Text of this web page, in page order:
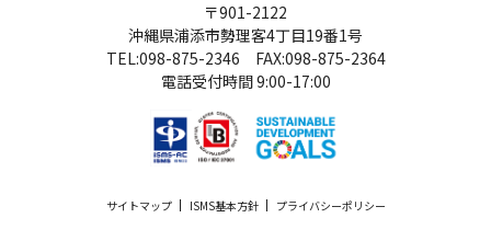
〒901-2122
沖縄県浦添市勢理客4丁目19番1号
TEL:098-875-2346 FAX:098-875-2364
電話受付時間 9:00-17:00
サイトマップ ISMS基本方針 プライバシーポリシー